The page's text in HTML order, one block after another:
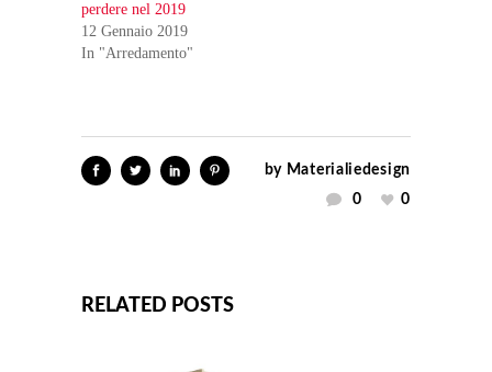
perdere nel 2019
12 Gennaio 2019
In "Arredamento"
by Materialiedesign
0
0
RELATED POSTS